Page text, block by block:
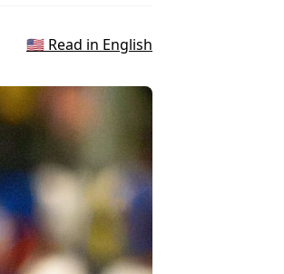
🇺🇸 Read in English